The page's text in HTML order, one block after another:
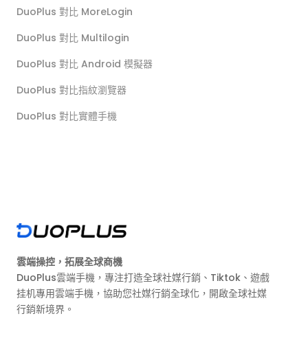
DuoPlus 對比 MoreLogin
DuoPlus 對比 Multilogin
DuoPlus 對比 Android 模擬器
DuoPlus 對比指紋瀏覽器
DuoPlus 對比實體手機
雲端操控，拓展全球商機
DuoPlus雲端手機，專注打造全球社媒行銷、Tiktok、遊戲
挂机專用雲端手機，協助您社媒行銷全球化，開啟全球社媒
行銷新境界。